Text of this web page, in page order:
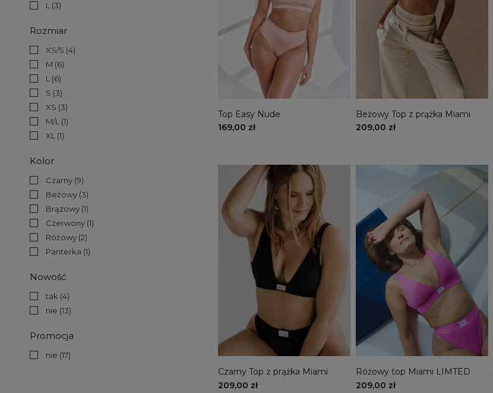
L (3)
Rozmiar
XS/S (4)
M (6)
L (6)
S (3)
XS (3)
M/L (1)
XL (1)
Kolor
Czarny (9)
Beżowy (3)
Brązowy (1)
Czerwony (1)
Różowy (2)
Panterka (1)
Nowość
tak (4)
nie (13)
Promocja
nie (17)
Top Easy Nude
169,00 zł
Beżowy Top z prążka Miami
209,00 zł
Czarny Top z prążka Miami
209,00 zł
Różowy top Miami LIMTED
209,00 zł